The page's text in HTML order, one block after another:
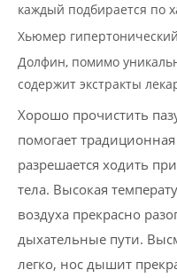
каждый подбирается по
Хьюмер
Долфин, помимо
содержит экстракты
Хорошо прочистить
помогает
разрешается ходить
тела. Высокая
воздуха прекрасно
дыхательные пути.
легко, нос дышит